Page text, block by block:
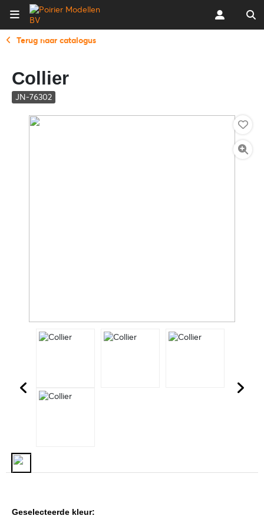
Terug naar catalogus
Collier
JN-76302
Geselecteerde kleur: